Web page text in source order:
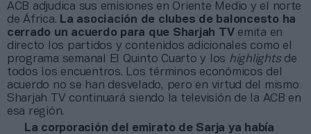
ACB adjudica sus emisiones en Oriente Medio y el norte
de África. La asociación de clubes de baloncesto ha
cerrado un acuerdo para que Sharjah TV emita en
directo los partidos y contenidos adicionales como el
programa semanal El Quinto Cuarto y los highlightsde
todos los encuentros. Los términos económicos del
acuerdo no se han desvelado, pero en virtud del mismo
Sharjah TV continuará siendo la televisión de la ACB en
esa región.
La corporación del emirato de Sarja ya había